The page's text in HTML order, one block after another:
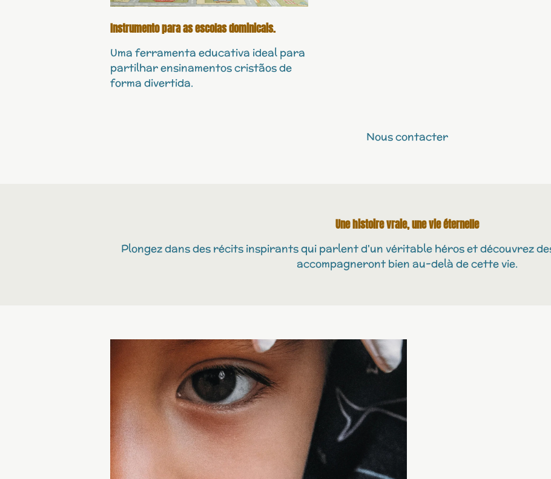
Instrumento para as escolas dominicais.
Uma ferramenta educativa ideal para
partilhar ensinamentos cristãos de
forma divertida.
Nous contacter
Une histoire vraie, une vie éternelle
Plongez dans des récits inspirants qui parlent d'un véritable héros et découvrez
accompagneront bien au-delà de cette vie.